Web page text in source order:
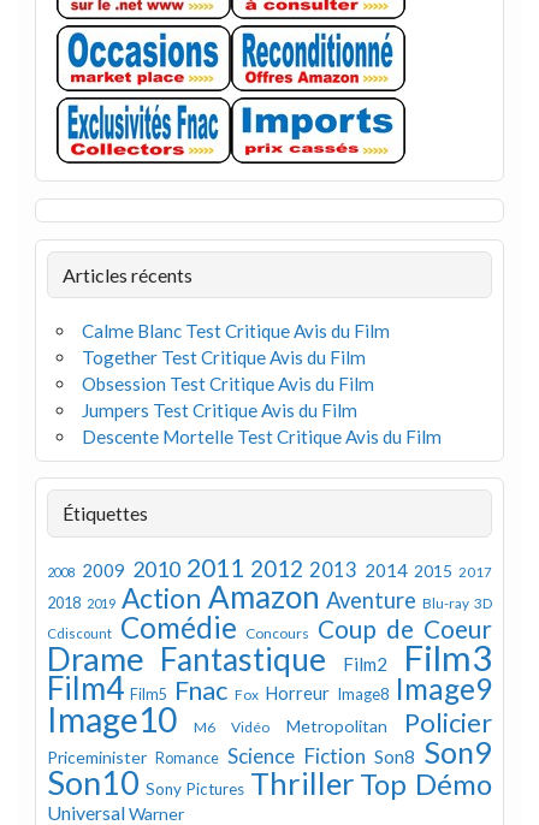
Articles récents
Calme Blanc Test Critique Avis du Film
Together Test Critique Avis du Film
Obsession Test Critique Avis du Film
Jumpers Test Critique Avis du Film
Descente Mortelle Test Critique Avis du Film
Étiquettes
2008 2009 2010 2011 2012 2013 2014 2015 2017
2018 2019 Action Amazon Aventure Blu-ray 3D
Cdiscount Comédie Concours Coup de Coeur
Drame Fantastique Film2 Film3
Film4 Film5 Fnac Fox Horreur Image8 Image9
Image10 M6 Vidéo Metropolitan Policier
Priceminister Romance Science Fiction Son8 Son9
Son10 Sony Pictures Thriller Top Démo
UniversalWarner